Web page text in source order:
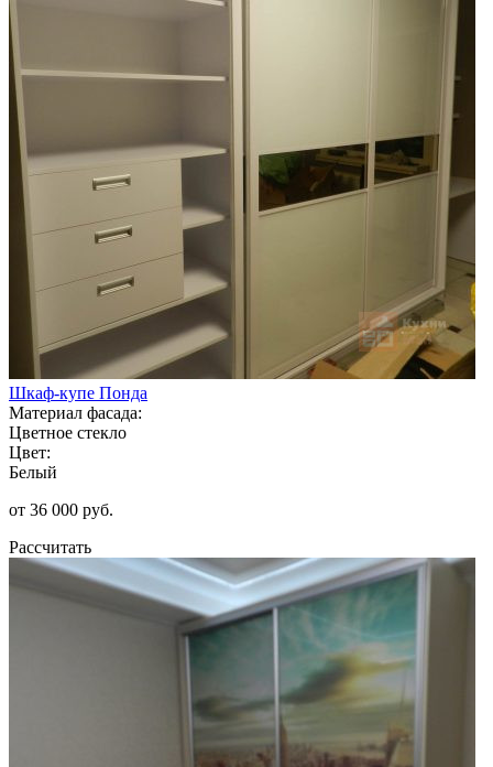
Шкаф-купе Понда
Материал фасада:
Цветное стекло
Цвет:
Белый
от 36 000 руб.
Рассчитать